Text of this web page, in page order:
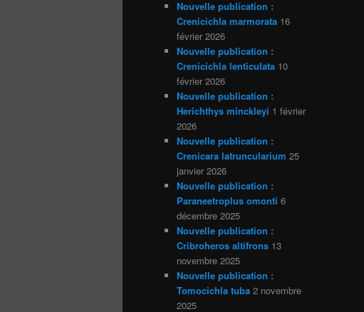
Nouvelle publication :
Crenicichla marmorata 16
février 2026
Nouvelle publication :
Crenicichla lenticulata 10
février 2026
Nouvelle publication :
Herichthys minckleyi 1 février
2026
Nouvelle publication :
Crenicara latruncularium 25
janvier 2026
Nouvelle publication :
Paraneetroplus omonti 6
décembre 2025
Nouvelle publication :
Cribroheros altifrons 13
novembre 2025
Nouvelle publication :
Tomocichla tuba 2 novembre
2025